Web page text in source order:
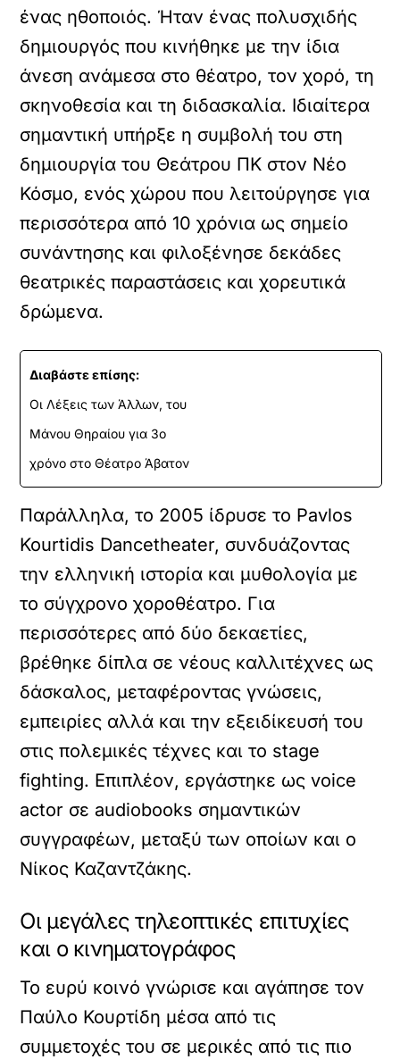
ένας ηθοποιός. Ήταν ένας πολυσχιδής
δημιουργός που κινήθηκε με την ίδια
άνεση ανάμεσα στο θέατρο, τον χορό, τη
σκηνοθεσία και τη διδασκαλία. Ιδιαίτερα
σημαντική υπήρξε η συμβολή του στη
δημιουργία του Θεάτρου ΠΚ στον Νέο
Κόσμο, ενός χώρου που λειτούργησε για
περισσότερα από 10 χρόνια ως σημείο
συνάντησης και φιλοξένησε δεκάδες
θεατρικές παραστάσεις και χορευτικά
δρώμενα.
Διαβάστε επίσης:
Οι Λέξεις των Άλλων, του
Μάνου Θηραίου για 3ο
χρόνο στο Θέατρο Άβατον
Παράλληλα, το 2005 ίδρυσε το Pavlos
Kourtidis Dancetheater, συνδυάζοντας
την ελληνική ιστορία και μυθολογία με
το σύγχρονο χοροθέατρο. Για
περισσότερες από δύο δεκαετίες,
βρέθηκε δίπλα σε νέους καλλιτέχνες ως
δάσκαλος, μεταφέροντας γνώσεις,
εμπειρίες αλλά και την εξειδίκευσή του
στις πολεμικές τέχνες και το stage
fighting. Επιπλέον, εργάστηκε ως voice
actor σε audiobooks σημαντικών
συγγραφέων, μεταξύ των οποίων και ο
Νίκος Καζαντζάκης.
Οι μεγάλες τηλεοπτικές επιτυχίες
και ο κινηματογράφος
Το ευρύ κοινό γνώρισε και αγάπησε τον
Παύλο Κουρτίδη μέσα από τις
συμμετοχές του σε μερικές από τις πιο